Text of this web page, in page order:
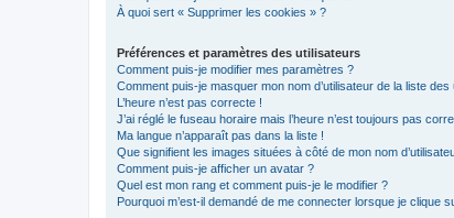
À quoi sert « Supprimer les cookies » ?
Préférences et paramètres des utilisateurs
Comment puis-je modifier mes paramètres ?
Comment puis-je masquer mon nom d’utilisateur de la liste
L’heure n’est pas correcte !
J’ai réglé le fuseau horaire mais l’heure n’est toujours pas
Ma langue n’apparaît pas dans la liste !
Que signifient les images situées à côté de mon nom
Comment puis-je afficher un avatar ?
Quel est mon rang et comment puis-je le modifier ?
Pourquoi m’est-il demandé de me connecter lorsque je clique